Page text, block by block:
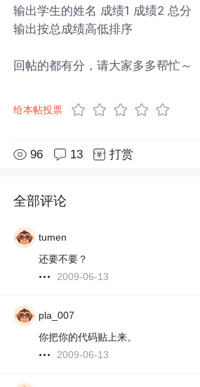
输出学生的姓名 成绩1 成绩2 总分
输出按总成绩高低排序
回帖的都有分，请大家多多帮忙～
给本帖投票
96 13 打赏
全部评论
tumen
还要不要？
2009-06-13
pla_007
你把你的代码贴上来。
2009-06-13